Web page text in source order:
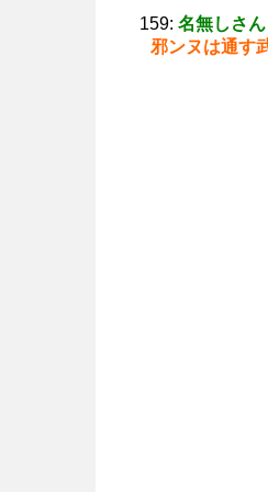
159: 名無しさん
邪ンヌは通す